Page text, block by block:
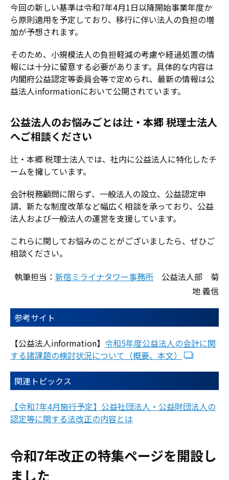
今回の新しい基準は令和7年4月1日以降開始事業年度か
ら原則適用を予定しており、移行に伴い法人の負担の増
加が予想されます。
そのため、小規模法人の負担軽減の考慮や経過処置の情
報には十分に留意する必要があります。具体的な内容は
内閣府公益認定等委員会等で定められ、最新の情報は公
益法人informationにおいて公開されています。
公益法人のお悩みごとは辻・本郷 税理士法人
へご相談ください
辻・本郷 税理士法人では、社内に公益法人に特化したチ
ームを擁しています。
会計税務顧問に限らず、一般法人の設立、公益認定申
請、新たな制度改革など幅広く相談を承っており、公益
法人および一般法人の運営を支援しています。
これらに関してお悩みのことがございましたら、ぜひご
相談ください。
執筆担当： 新宿ミライナタワー事務所 公益法人部 菊
地 義信
参考サイト
【公益法人information】 令和5年度公益法人の会計に関
する諸課題の検討状況について（概要、本文）
関連トピックス
【令和7年4月施行予定】公益社団法人・公益財団法人の
認定等に関する法改正の内容とは
令和7年改正の特集ページを開設し
ました